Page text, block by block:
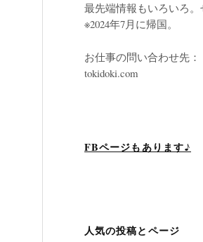
最先端情報もいろいろ。
※2024年7月に帰国。
お仕事の問い合わせ先：
tokidoki.com
FBページもあります♪
人気の投稿とページ